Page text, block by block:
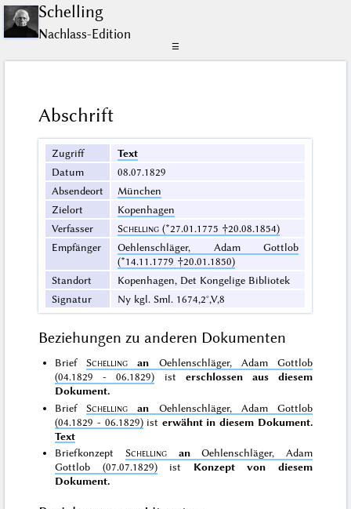
Schelling
Nachlass-Edition
☰
Abschrift
Zugriff
Text
Datum
08.07.1829
Absendeort
München
Zielort
Kopenhagen
Verfasser
Schelling (*27.01.1775 †20.08.1854)
Empfänger
Oehlenschläger, Adam Gottlob
(*14.11.1779 †20.01.1850)
Standort
Kopenhagen, Det Kongelige Bibliotek
Signatur
Ny kgl. Sml. 1674,2°,V,8
Beziehungen zu anderen Dokumenten
BriefSchelling an Oehlenschläger, Adam Gottlob
(04.1829 - 06.1829) ist erschlossen aus diesem
Dokument.
Brief Schelling an Oehlenschläger, Adam Gottlob
(04.1829 - 06.1829)ist erwähnt in diesem Dokument.
Text
Briefkonzept Schelling anOehlenschläger, Adam
Gottlob (07.07.1829)ist Konzept von diesem
Dokument.